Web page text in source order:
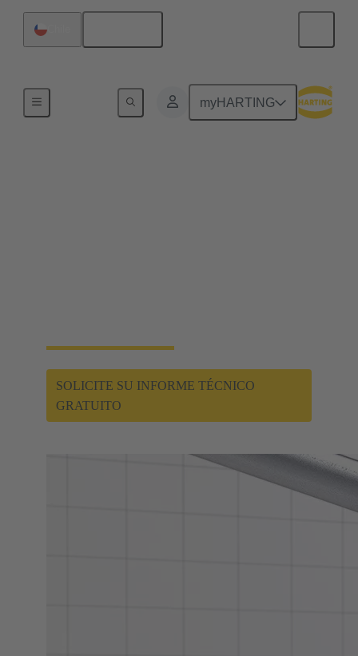
myHARTING
SOLICITE SU INFORME TÉCNICO
GRATUITO